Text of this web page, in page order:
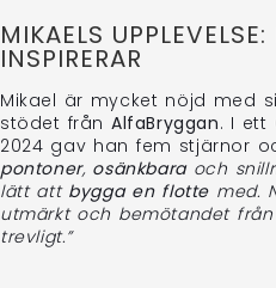
MIKAELS
INSPIRERAR
Mikael är mycket nöjd med
stödet från AlfaBryggan. I ett
2024 gav han fem stjärnor
pontoner, osänkbaraoch
lätt att bygga en flotte med.
utmärkt och bemötandet
trevligt.”